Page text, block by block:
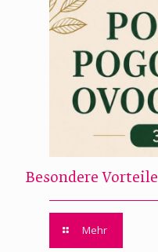
Besondere
Mehr